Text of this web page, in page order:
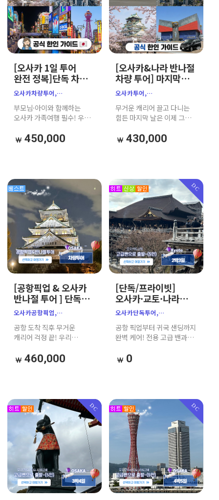
[오사카 1일 투어
완전 정복]단독 차량
고급 밴｜한인
공식가이드｜
주유패스 추천
오사카차량투어,
오사카단독투어,
오사카한인가이드,
오사카택시투어,
오사카맞춤투어,
오사카원데이투어,가자고투어
부모님·아이와 함께하는
오사카 가족여행 필수! 우리
한인가이드로 자유롭고
편안한 단독 맞춤 투어를
450,000
[오사카&나라 반나절
차량 투어] 마지막날
강추｜단독 공항 샌딩
고급 밴｜e-패스추천
오사카투어,
간사이공항샌딩,
오사카공항픽업,
오사카가족여행,
우메다공중정원, 덴포산,
오사카마지막날,
오사카프라이빗투어,
가자고투어, 일본효도여행,
아기랑오사카, 오사카밴투어,
오사카공항차량,
오사카자유여행
무거운 캐리어 끌고 다니는
힘든 마지막 날은 이제 그만!
프라이빗하게 오사카 핵심
명소(천수각, 우메다
부모님, 아이와 함께하는
가족 여행객에게 적극
추천하는 알뜰 보장 코스!
430,000
[공항픽업 & 오사카
반나절 투어 ] 단독밴
7인승｜한인
공식가이드｜
주유패스 추천
오사카공항픽업,
오사카반나절투어,
간사이공항픽업,
오사카단독투어,
오사카가족여행,
우메다공중정원,도톤보리,
덴포산,오사카주유패스,
오사카e패스,오사카첫날일정,
오사카가이드투어,
공항 도착 직후 무거운
캐리어 걱정 끝! 우리
타고 오사카 핵심 명소
(천수각, 도톤보리 등)를
코스입니다.
460,000
DC
[단독/프라이빗]
오사카·교토·나라
2박3일 맞춤 차량
투어 (공항 픽업/샌딩
+ 한인 가이드)
오사카단독투어,
오사카프라이빗투어,
오사카가족여행,
오사카자유여행,
오사카단체여행,
공항 픽업부터 귀국 샌딩까지
완벽 케어! 전용 고급 밴과
함께하여, 부모님·아이와의
0
DC DC